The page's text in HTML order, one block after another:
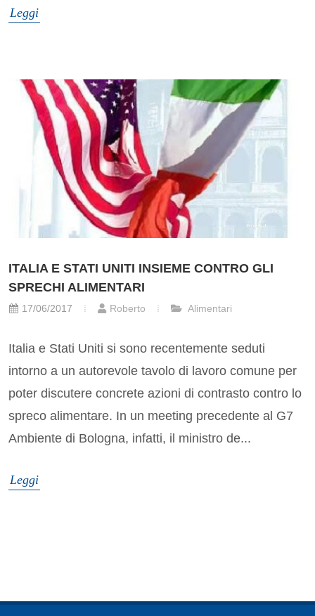
Leggi
ITALIA E STATI UNITI INSIEME CONTRO GLI
SPRECHI ALIMENTARI
17/06/2017 Roberto Alimentari
Italia e Stati Uniti si sono recentemente seduti
intorno a un autorevole tavolo di lavoro comune per
poter discutere concrete azioni di contrasto contro lo
spreco alimentare. In un meeting precedente al G7
Ambiente di Bologna, infatti, il ministro de...
Leggi